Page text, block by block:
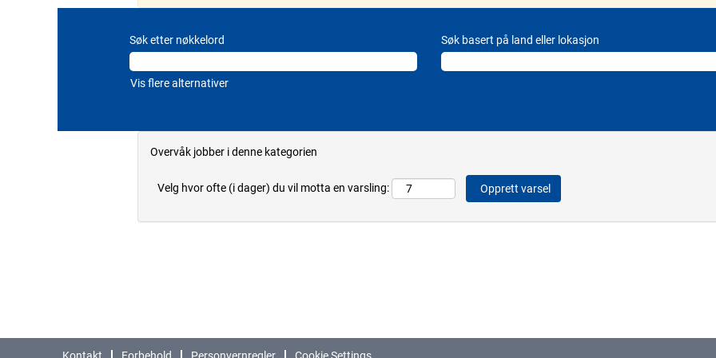
Søk etter nøkkelord Søk basert på land eller lokasjon
Vis flere alternativer
Overvåk jobber i denne kategorien
Velg hvor ofte (i dager) du vil motta en varsling: